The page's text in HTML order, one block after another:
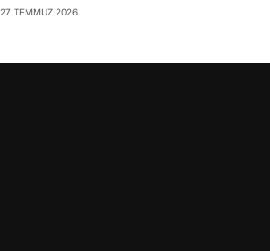
27 TEMMUZ 2026